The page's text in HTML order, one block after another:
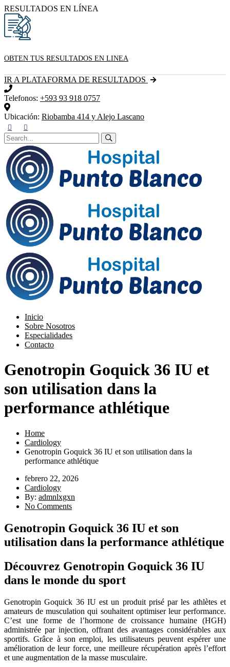
RESULTADOS EN LÍNEA
OBTEN TUS RESULTADOS EN LINEA
IR A PLATAFORMA DE RESULTADOS
Telefonos: +593 93 918 0757
Ubicación: Riobamba 414 y Alejo Lascano
Inicio
Sobre Nosotros
Especialidades
Contacto
Genotropin Goquick 36 IU et
son utilisation dans la
performance athlétique
Home
Cardiology
Genotropin Goquick 36 IU et son utilisation dans la
performance athlétique
febrero 22, 2026
Cardiology
By: admnlxgxn
No Comments
Genotropin Goquick 36 IU et son
utilisation dans la performance athlétique
Découvrez Genotropin Goquick 36 IU
dans le monde du sport
Genotropin Goquick 36 IU est un produit prisé par les athlètes et
amateurs de musculation qui souhaitent optimiser leur performance.
C’est une forme de l’hormone de croissance humaine (HGH)
administrée par injection, offrant des avantages considérables aux
sportifs. Grâce à son emploi, les utilisateurs peuvent espérer une
amélioration de leur force, une meilleure récupération après l’effort
et une augmentation de la masse musculaire.